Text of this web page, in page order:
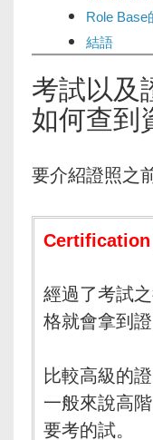
Role Base
結語
考試以及
如何查到
要介紹證照之
Certification
經過了考試
格就會拿到證
比較高級的
一般來說高
要考的試。